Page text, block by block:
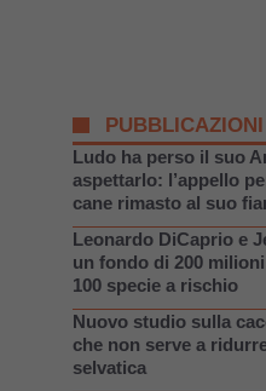
Ludo ha perso il suo
aspettarlo: l’appello
cane rimasto al suo
Leonardo DiCaprio e
un fondo di 200
100 specie a rischio
Nuovo studio sulla
che non serve a
selvatica